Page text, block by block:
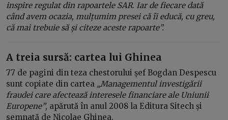
inspire regulat din rapoartele SAR. Iar de fiecare dată
când avem ocazia, mulțumim presei că îi educă, cu greu,
că mai trebuie să și citeze aceste rapoarte”.
A treia sursă: cartea lui Ghinea
77 de pagini din teza chestorului șef Bogdan Despescu
sunt copiate din cartea „Managementul investigării
fraudei care afectează interesele financiare ale Uniunii
Europene”, apărută în anul 2008 la Editura Sitech și
semnată de Nicolae Ghinea.